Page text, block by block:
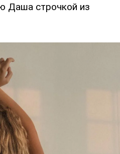
Даша строчкой из